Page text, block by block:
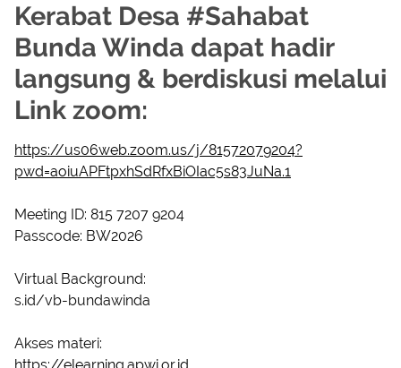
Kerabat Desa #Sahabat
Bunda Winda dapat hadir
langsung & berdiskusi melalui
Link zoom:
https://us06web.zoom.us/j/81572079204?
pwd=aoiuAPFtpxhSdRfxBiOIac5s83JuNa.1
Meeting ID: 815 7207 9204
Passcode: BW2026
Virtual Background:
s.id/vb-bundawinda
Akses materi:
https://elearning.apwi.or.id